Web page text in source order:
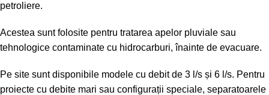
petroliere.
Acestea sunt folosite pentru tratarea apelor pluviale sau
tehnologice contaminate cu hidrocarburi, înainte de evacuare.
Pe site sunt disponibile modele cu debit de 3 l/s și 6 l/s. Pentru
proiecte cu debite mari sau configurații speciale, separatoarele